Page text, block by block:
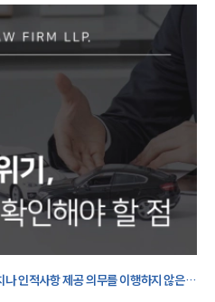
서식
브로슈어
미나
상담예약
상담예약
인적사항 제공 의무를 이행하지 않은